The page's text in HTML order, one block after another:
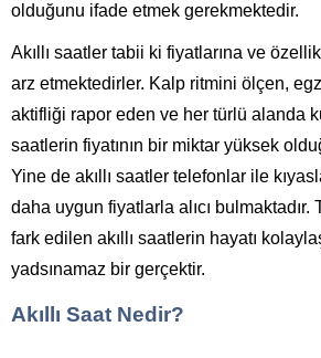
olduğunu ifade etmek gerekmektedir.
Akıllı saatler tabii ki fiyatlarına ve
arz etmektedirler. Kalp ritmini ölçen,
aktifliği rapor eden ve her türlü alanda
saatlerin fiyatının bir miktar yüksek
Yine de akıllı saatler telefonlar ile
daha uygun fiyatlarla alıcı bulmaktadır.
fark edilen akıllı saatlerin hayatı
yadsınamaz bir gerçektir.
Akıllı Saat Nedir?